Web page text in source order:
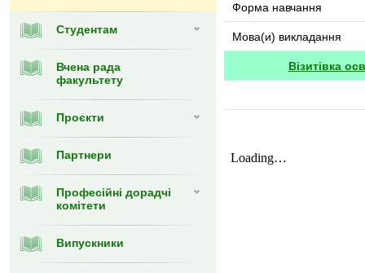
Студентам
Вчена рада
факультету
Проєкти
Партнери
Професійні дорадчі
комітети
Випускники
Форма навчання
Мова(и) викладання
Візитівка